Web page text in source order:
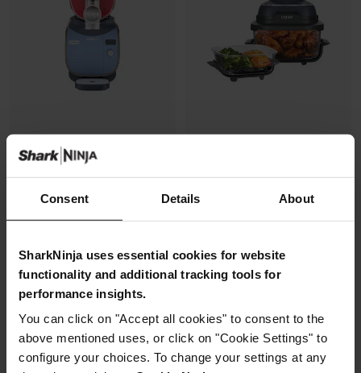
Consent Details About
SharkNinja uses essential cookies for website
functionality and additional tracking tools for
performance insights.
You can click on "Accept all cookies" to consent to the
above mentioned uses, or click on "Cookie Settings" to
configure your choices. To change your settings at any
Machine à granités et boissons
Capacité 4.4L (3.3L util.)
12+ verres de 25 cl
6 programmes + SlushAssist
Modèle: FN101EUGY
2 cuves en verre (1.4L + 3.8L)
Préparez, cuisinez, conservez
avec un même récipient.
Modulaire, compact, facile à
ranger et emporter.